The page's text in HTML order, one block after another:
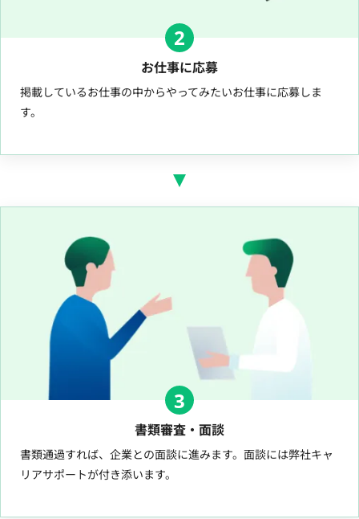
2
お仕事に応募
掲載しているお仕事の中からやってみたいお仕事に応募しま
す。
3
書類審査・面談
書類通過すれば、企業との面談に進みます。面談には弊社キャ
リアサポートが付き添います。